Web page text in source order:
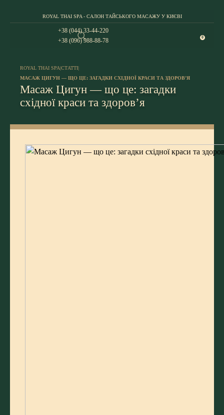
ROYAL THAI SPA - САЛОН ТАЙСЬКОГО МАСАЖУ У КИЄВІ
+38 (044) 33-44-220
+38 (096) 988-88-78
0
ROYAL THAI SPA|СТАТТІ|
МАСАЖ ЦИГУН — ЩО ЦЕ: ЗАГАДКИ СХІДНОЇ КРАСИ ТА ЗДОРОВʼЯ
Масаж Цигун — що це: загадки
східної краси та здоровʼя